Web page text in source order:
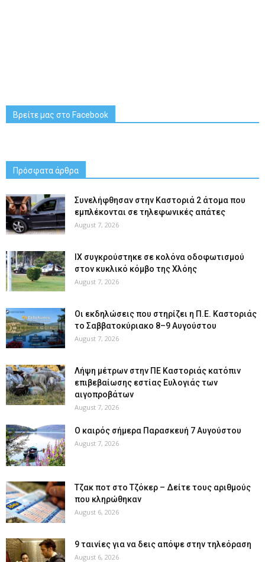
Βρείτε μας στο Facebook
Πρόσφατα άρθρα
Συνελήφθησαν στην Καστοριά 2 άτομα που
εμπλέκονται σε τηλεφωνικές απάτες
August 7, 2026
ΙΧ συγκρούστηκε σε κολόνα οδοφωτισμού
στον κυκλικό κόμβο της Χλόης
August 7, 2026
Οι εκδηλώσεις που στηρίζει η Π.Ε. Καστοριάς
το Σαββατοκύριακο 8–9 Αυγούστου
August 7, 2026
Λήψη μέτρων στην ΠΕ Καστοριάς κατόπιν
επιβεβαίωσης εστίας Ευλογιάς των
αιγοπροβάτων
August 7, 2026
Ο καιρός σήμερα Παρασκευή 7 Αυγούστου
August 7, 2026
Tζακ ποτ στο Τζόκερ – Δείτε τους αριθμούς
που κληρώθηκαν
August 6, 2026
9 ταινίες για να δεις απόψε στην τηλεόραση
August 6, 2026